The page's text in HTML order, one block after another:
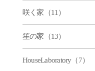
咲く家（11）
笙の家（13）
HouseLaboratory（7）